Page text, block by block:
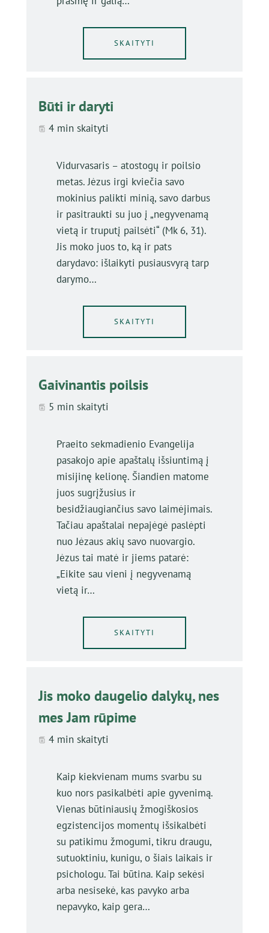
SKAITYTI
Būti ir daryti
4 min skaityti
Vidurvasaris – atostogų ir poilsio
metas. Jėzus irgi kviečia savo
mokinius palikti minią, savo darbus
ir pasitraukti su juo į „negyvenamą
vietą ir truputį pailsėti“ (Mk 6, 31).
Jis moko juos to, ką ir pats
darydavo: išlaikyti pusiausvyrą tarp
darymo…
SKAITYTI
Gaivinantis poilsis
5 min skaityti
Praeito sekmadienio Evangelija
pasakojo apie apaštalų išsiuntimą į
misijinę kelionę. Šiandien matome
juos sugrįžusius ir
besidžiaugiančius savo laimėjimais.
Tačiau apaštalai nepajėgė paslėpti
nuo Jėzaus akių savo nuovargio.
Jėzus tai matė ir jiems patarė:
„Eikite sau vieni į negyvenamą
vietą ir…
SKAITYTI
Jis moko daugelio dalykų, nes
mes Jam rūpime
4 min skaityti
Kaip kiekvienam mums svarbu su
kuo nors pasikalbėti apie gyvenimą.
Vienas būtiniausių žmogiškosios
egzistencijos momentų išsikalbėti
su patikimu žmogumi, tikru draugu,
sutuoktiniu, kunigu, o šiais laikais ir
psichologu. Tai būtina. Kaip sekėsi
arba nesisekė, kas pavyko arba
nepavyko, kaip gera…